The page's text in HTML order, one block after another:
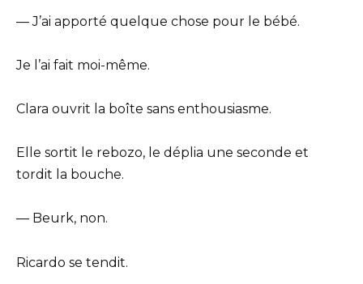
— J’ai apporté quelque chose pour le bébé.
Je l’ai fait moi-même.
Clara ouvrit la boîte sans enthousiasme.
Elle sortit le rebozo, le déplia une seconde et
tordit la bouche.
— Beurk, non.
Ricardo se tendit.